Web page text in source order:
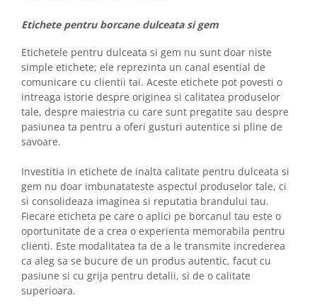
Etichete pentru borcane dulceata si gem
Etichetele pentru dulceata si gem nu sunt doar niste
simple etichete; ele reprezinta un canal esential de
comunicare cu clientii tai. Aceste etichete pot povesti o
intreaga istorie despre originea si calitatea produselor
tale, despre maiestria cu care sunt pregatite sau despre
pasiunea ta pentru a oferi gusturi autentice si pline de
savoare.
Investitia in etichete de inalta calitate pentru dulceata si
gem nu doar imbunatateste aspectul produselor tale, ci
si consolideaza imaginea si reputatia brandului tau.
Fiecare eticheta pe care o aplici pe borcanul tau este o
oportunitate de a crea o experienta memorabila pentru
clienti. Este modalitatea ta de a le transmite increderea
ca aleg sa se bucure de un produs autentic, facut cu
pasiune si cu grija pentru detalii, si de o calitate
superioara.